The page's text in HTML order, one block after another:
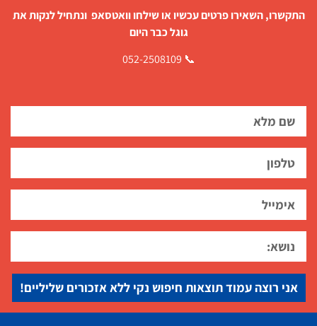
השאירו פרטים עכשיו או שילחו וואטסאפ ונתחיל לנקות את
גוגל כבר היום
אני רוצה עמוד תוצאות חיפוש נקי ללא אזכורים שליליים!